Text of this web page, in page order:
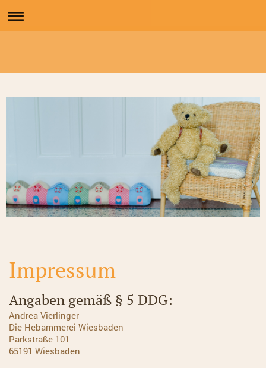
Impressum
Angaben gemäß § 5 DDG:
Andrea Vierlinger
Die Hebammerei Wiesbaden
Parkstraße 101
65191 Wiesbaden